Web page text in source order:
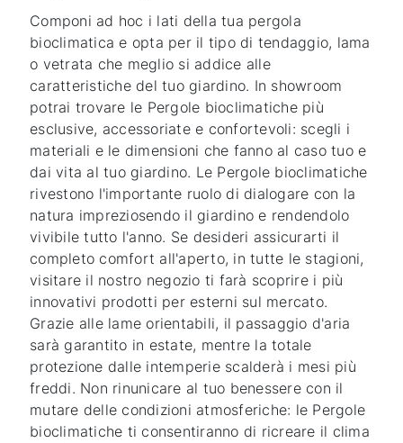
Componi ad hoc i lati della tua pergola
bioclimatica e opta per il tipo di tendaggio, lama
o vetrata che meglio si addice alle
caratteristiche del tuo giardino. In showroom
potrai trovare le Pergole bioclimatiche più
esclusive, accessoriate e confortevoli: scegli i
materiali e le dimensioni che fanno al caso tuo e
dai vita al tuo giardino. Le Pergole bioclimatiche
rivestono l'importante ruolo di dialogare con la
natura impreziosendo il giardino e rendendolo
vivibile tutto l'anno. Se desideri assicurarti il
completo comfort all'aperto, in tutte le stagioni,
visitare il nostro negozio ti farà scoprire i più
innovativi prodotti per esterni sul mercato.
Grazie alle lame orientabili, il passaggio d'aria
sarà garantito in estate, mentre la totale
protezione dalle intemperie scalderà i mesi più
freddi. Non rinunicare al tuo benessere con il
mutare delle condizioni atmosferiche: le Pergole
bioclimatiche ti consentiranno di ricreare il clima